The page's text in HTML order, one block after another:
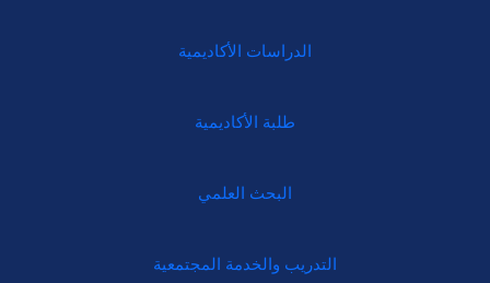
الدراسات الأكاديمية
طلبة الأكاديمية
البحث العلمي
التدريب والخدمة المجتمعية